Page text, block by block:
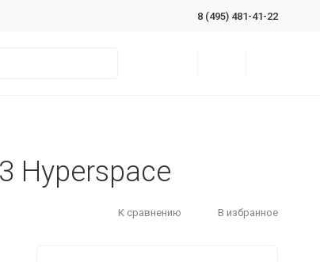
8 (495) 481-41-22
Hyperspace
К сравнению В избранное